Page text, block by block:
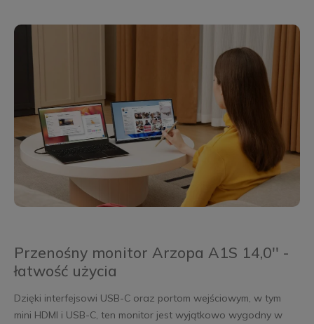
Przenośny monitor Arzopa A1S 14,0'' -
łatwość użycia
Dzięki interfejsowi USB-C oraz portom wejściowym, w tym
mini HDMI i USB-C, ten monitor jest wyjątkowo wygodny w